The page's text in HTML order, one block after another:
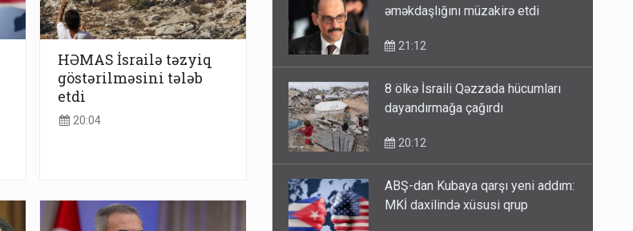
HƏMAS İsrailə təzyiq
göstərilməsini tələb
etdi
20:04
əməkdaşlığını müzakirə etdi
21:12
8 ölkə İsraili Qəzzada hücumları
dayandırmağa çağırdı
20:12
ABŞ-dan Kubaya qarşı yeni addım:
MKİ daxilində xüsusi qrup